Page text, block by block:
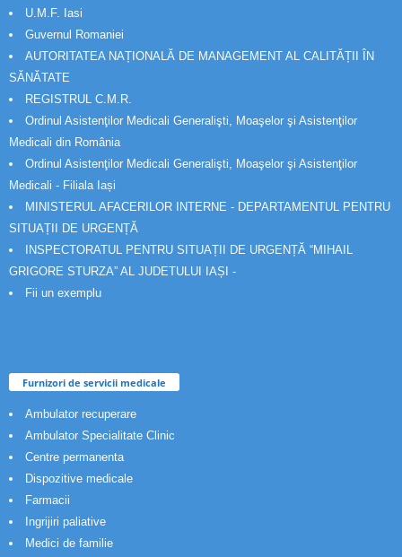
U.M.F. Iasi
Guvernul Romaniei
AUTORITATEA NAȚIONALĂ DE MANAGEMENT AL CALITĂȚII ÎN
SĂNĂTATE
REGISTRUL C.M.R.
Ordinul Asistenţilor Medicali Generalişti, Moaşelor şi Asistenţilor
Medicali din România
Ordinul Asistenţilor Medicali Generalişti, Moaşelor şi Asistenţilor
Medicali - Filiala Iași
MINISTERUL AFACERILOR INTERNE - DEPARTAMENTUL PENTRU
SITUAȚII DE URGENȚĂ
INSPECTORATUL PENTRU SITUAȚII DE URGENȚĂ “MIHAIL
GRIGORE STURZA” AL JUDETULUI IAȘI -
Fii un exemplu
Furnizori de servicii medicale
Ambulator recuperare
Ambulator Specialitate Clinic
Centre permanenta
Dispozitive medicale
Farmacii
Ingrijiri paliative
Medici de familie